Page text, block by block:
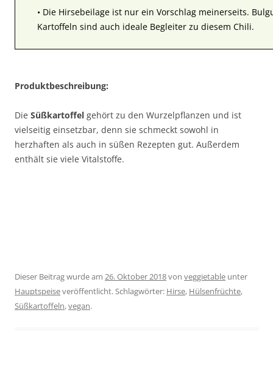
• Die Hirsebeilage ist nur ein Vorschlag meinerseits.
Kartoffeln sind auch ideale Begleiter zu diesem Chili.
Produktbeschreibung:
Die Süßkartoffel gehört zu den Wurzelpflanzen und ist
vielseitig einsetzbar, denn sie schmeckt sowohl in
herzhaften als auch in süßen Rezepten gut. Außerdem
enthält sie viele Vitalstoffe.
Dieser Beitrag wurde am 26. Oktober 2018von veggietable unter
Hauptspeiseveröffentlicht. Schlagwörter: Hirse, Hülsenfrüchte,
Süßkartoffeln,vegan.